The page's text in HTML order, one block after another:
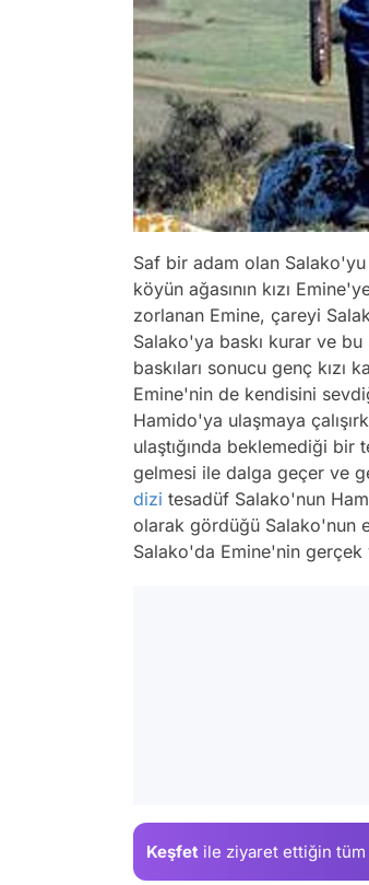
Saf bir adam olan
köyün ağasının kızı
zorlanan Emine, çareyi
Salako'ya baskı kurar ve
baskıları sonucu genç
Emine'nin de kendisini
Hamido'ya ulaşmaya
ulaştığında beklemediği bir
gelmesi ile dalga geçer ve
dizi tesadüf Salako'nun
olarak gördüğü Salako'nun
Salako'da Emine'nin
Keşfet ile ziyaret ettiğin tüm